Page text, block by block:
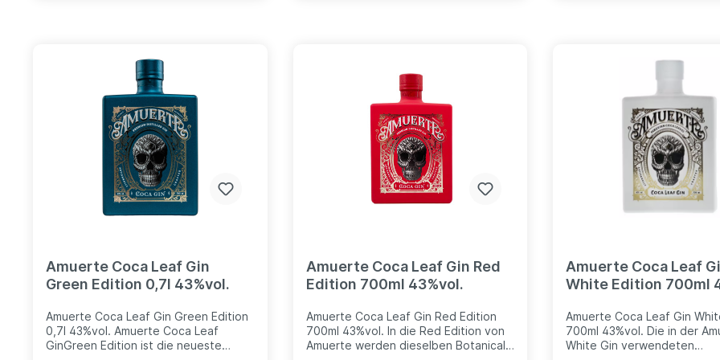
Geschmackserlebnis. Jede Charge
des 535 Upstairs Chassalla Dry Gin
umfasst exklusiv 535 Flaschen, eine
Flasche je Treppenstufe hinauf zum
unser Produkt Thomas
Ginger. Passt auch besser:
es in der Tat, und Ginger ist
drin. Aber eben kein Bier und
kein Alkohol. Der kommt erst
wenn unser Thomas Henry
Ginger mit Gin, Rum oder
Spirituosen zu köstlichen
vermählt wird.
Amuerte Coca Leaf Gin
Green Edition 0,7l 43%vol.
Amuerte Coca Leaf Gin Green Edition
0,7l 43%vol. Amuerte Coca Leaf
GinGreen Edition ist die neueste
Amuerte Coca Leaf Gin Red
Edition 700ml 43%vol.
Amuerte Coca Leaf Gin Red Edition
700ml 43%vol. In die Red Edition von
Amuerte werden dieselben Botanicals
Amuerte Coca Leaf
White Edition 700ml
Amuerte Coca Leaf Gin
700ml 43%vol. Die in der
White Gin verwendeten